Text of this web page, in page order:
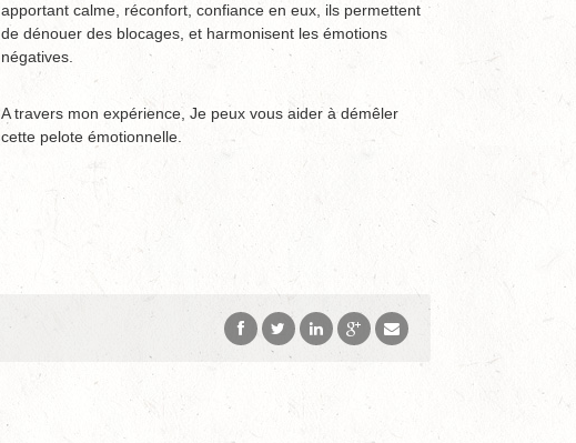
apportant calme, réconfort, confiance en eux, ils permettent
de dénouer des blocages, et harmonisent les émotions
négatives.
A travers mon expérience, Je peux vous aider à démêler
cette pelote émotionnelle.